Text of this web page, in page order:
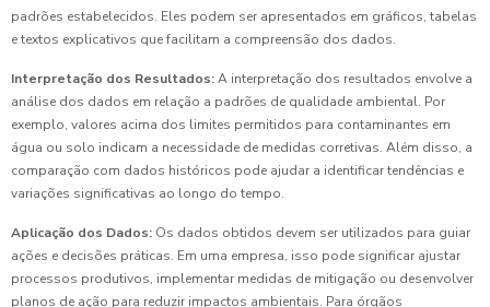
padrões estabelecidos. Eles podem ser apresentados em gráficos, tabelas
e textos explicativos que facilitam a compreensão dos dados.
Interpretação dos Resultados:A interpretação dos resultados envolve a
análise dos dados em relação a padrões de qualidade ambiental. Por
exemplo, valores acima dos limites permitidos para contaminantes em
água ou solo indicam a necessidade de medidas corretivas. Além disso, a
comparação com dados históricos pode ajudar a identificar tendências e
variações significativas ao longo do tempo.
Aplicação dos Dados: Os dados obtidos devem ser utilizados para guiar
ações e decisões práticas. Em uma empresa, isso pode significar ajustar
processos produtivos, implementar medidas de mitigação ou desenvolver
planos de ação para reduzir impactos ambientais. Para órgãos